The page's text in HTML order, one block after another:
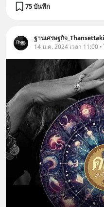
75 บันทึก
ฐานเศรษฐกิจ
14 ม.ค. 2024 เวลา 11:00